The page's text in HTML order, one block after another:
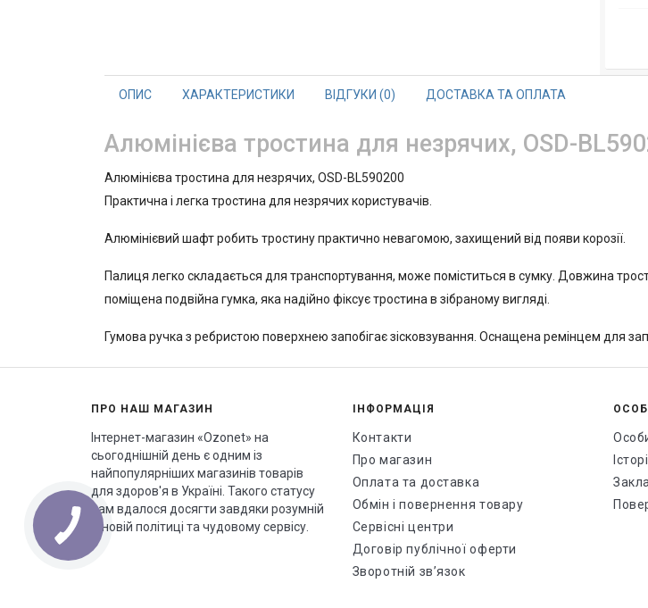
ОПИС ХАРАКТЕРИСТИКИ ВІДГУКИ (0) ДОСТАВКА ТА ОПЛАТА
Алюмінієва тростина для незрячих, OSD-
Алюмінієва тростина для незрячих, OSD-BL590200
Практична і легка тростина для незрячих користувачів.
Алюмінієвий шафт робить тростину практично невагомою, захищений від появи корозії.
Палиця легко складається для транспортування, може поміститься в сумку. Довжина
поміщена подвійна гумка, яка надійно фіксує тростина в зібраному вигляді.
Гумова ручка з ребристою поверхнею запобігає зісковзування. Оснащена ремінцем для
ПРО НАШ МАГАЗИН
Інтернет-магазин «Ozonet» на
сьогоднішній день є одним із
найпопулярніших магазинів товарів
для здоров'я в Україні. Такого статусу
нам вдалося досягти завдяки розумній
ціновій політиці та чудовому сервісу.
ІНФОРМАЦІЯ
Контакти
Про магазин
Оплата та доставка
Обмін і повернення товару
Сервісні центри
Договір публічної оферти
Зворотній зв’язок